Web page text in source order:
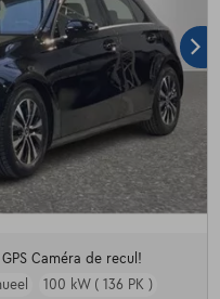
Caméra de recul!
100 kW ( 136 PK )